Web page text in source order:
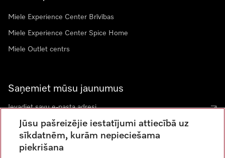
Miele Experience Center Brīvības
Miele Experience Center Spice Home
Miele Outlet centrs
Saņemiet mūsu jaunumus
Jūsu pašreizējie iestatījumi attiecībā uz
sīkdatnēm, kurām nepieciešama
piekrišana